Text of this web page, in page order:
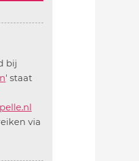
bij
' staat
via